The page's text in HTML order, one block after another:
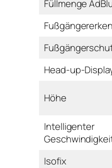
Füllmenge
Head-up-
Höhe
Intelligenter
Isofix